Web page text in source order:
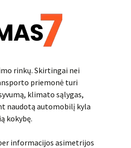
rinkų. Skirtingai nei
priemonė turi
klimato sąlygas,
naudotą automobilį kyla
kokybę.
informacijos asimetrijos